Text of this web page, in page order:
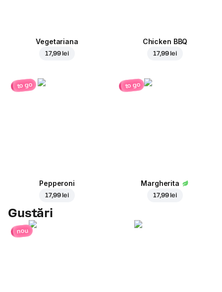
Vegetariana
17,99 lei
Chicken BBQ
17,99 lei
to go
Pepperoni
17,99 lei
to go
Margherita
17,99 lei
Gustări
nou